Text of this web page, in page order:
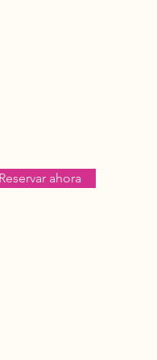
Reservar ahora